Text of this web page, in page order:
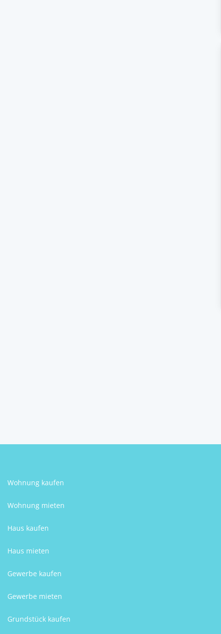
Wohnung kaufen
Wohnung mieten
Haus kaufen
Haus mieten
Gewerbe kaufen
Gewerbe mieten
Grundstück kaufen